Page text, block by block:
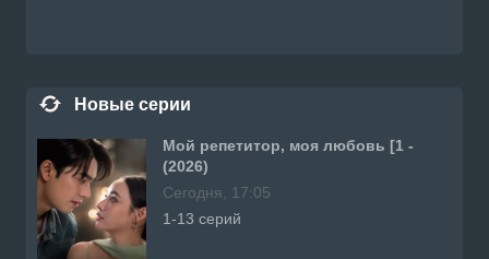
Новые серии
Мой репетитор, моя любовь [1 -
(2026)
Сегодня, 17:05
1-13 серий